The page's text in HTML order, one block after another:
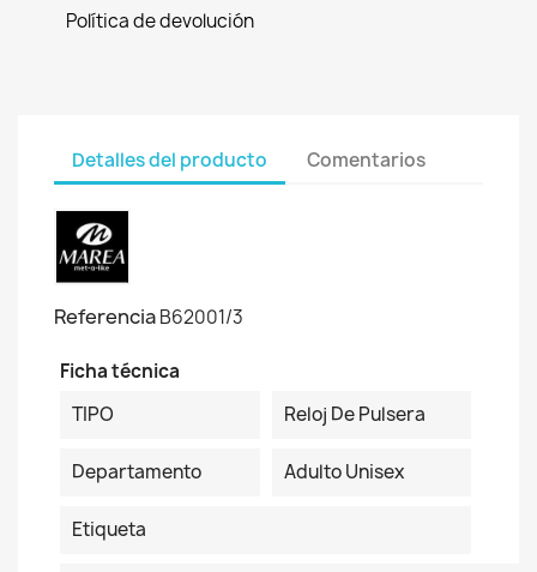
Política de devolución
Detalles del producto Comentarios
ReferenciaB62001/3
Ficha técnica
TIPO
Reloj De Pulsera
Departamento Adulto Unisex
Etiqueta